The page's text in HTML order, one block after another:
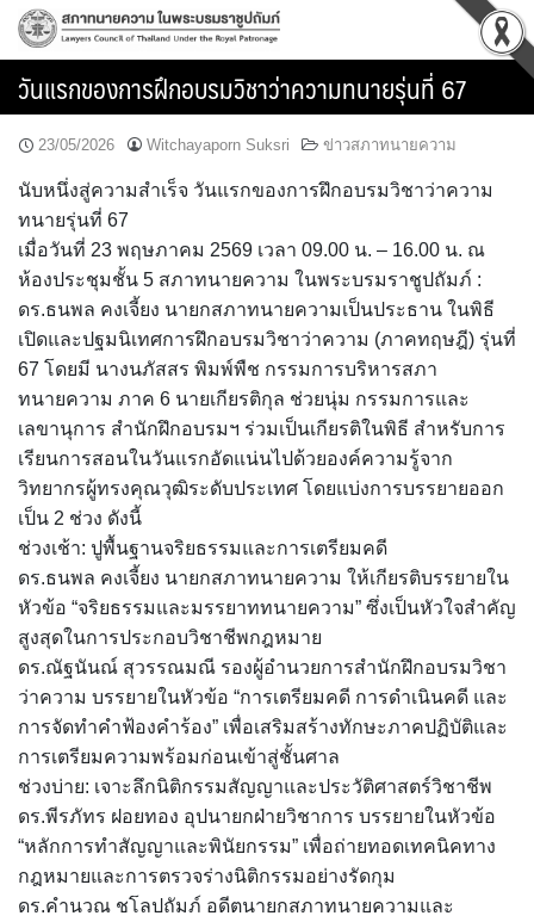
Skip
content
วันแรกของการฝึกอบรมวิชาว่าความทนายรุ่นที่ 67
23/05/2026 Witchayaporn Suksri ข่าวสภาทนายความ
นับหนึ่งสู่ความสำเร็จ วันแรกของการฝึกอบรมวิชาว่าความ
ทนายรุ่นที่ 67
เมื่อวันที่ 23 พฤษภาคม 2569 เวลา 09.00 น. – 16.00 น. ณ
ห้องประชุมชั้น 5 สภาทนายความ ในพระบรมราชูปถัมภ์ :
ดร.ธนพล คงเจี้ยง นายกสภาทนายความเป็นประธาน ในพิธี
เปิดและปฐมนิเทศการฝึกอบรมวิชาว่าความ (ภาคทฤษฎี) รุ่นที่
67 โดยมี นางนภัสสร พิมพ์พืช กรรมการบริหารสภา
ทนายความ ภาค 6 นายเกียรติกุล ช่วยนุ่ม กรรมการและ
เลขานุการ สำนักฝึกอบรมฯ ร่วมเป็นเกียรติในพิธี สำหรับการ
เรียนการสอนในวันแรกอัดแน่นไปด้วยองค์ความรู้จาก
วิทยากรผู้ทรงคุณวุฒิระดับประเทศ โดยแบ่งการบรรยายออก
เป็น 2 ช่วง ดังนี้
ช่วงเช้า: ปูพื้นฐานจริยธรรมและการเตรียมคดี
ดร.ธนพล คงเจี้ยง นายกสภาทนายความ ให้เกียรติบรรยายใน
หัวข้อ “จริยธรรมและมรรยาททนายความ” ซึ่งเป็นหัวใจสำคัญ
สูงสุดในการประกอบวิชาชีพกฎหมาย
ดร.ณัฐนันณ์ สุวรรณมณี รองผู้อำนวยการสำนักฝึกอบรมวิชา
ว่าความ บรรยายในหัวข้อ “การเตรียมคดี การดำเนินคดี และ
การจัดทำคำฟ้องคำร้อง” เพื่อเสริมสร้างทักษะภาคปฏิบัติและ
การเตรียมความพร้อมก่อนเข้าสู่ชั้นศาล
ช่วงบ่าย: เจาะลึกนิติกรรมสัญญาและประวัติศาสตร์วิชาชีพ
ดร.พีรภัทร ฝอยทอง อุปนายกฝ่ายวิชาการ บรรยายในหัวข้อ
“หลักการทำสัญญาและพินัยกรรม” เพื่อถ่ายทอดเทคนิคทาง
กฎหมายและการตรวจร่างนิติกรรมอย่างรัดกุม
ดร.คำนวณ ชโลปถัมภ์ อดีตนายกสภาทนายความและ